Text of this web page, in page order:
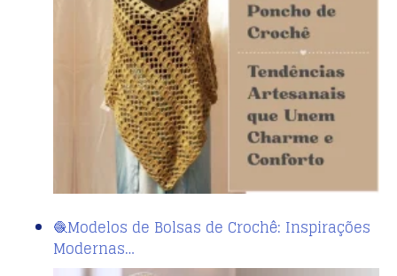
🧶Modelos de Bolsas de Crochê: Inspirações
Modernas…